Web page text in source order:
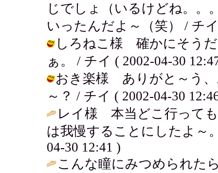
じでしょ（いるけどね。。
いったんだよ～（笑） / チ
しろねこ様 確かにそうだ
ぁ。 / チイ ( 2002-04-30
おき楽様 ありがと～う、
～？ / チイ ( 2002-04-30
レイ様 本当どこ行って
は我慢することにしたよ～
04-30 12:41 )
こんな瞳にみつめられた